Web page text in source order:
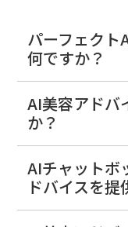
パーフェクト
何ですか？
AI美容アドバ
か？
AIチャットボ
ドバイスを提